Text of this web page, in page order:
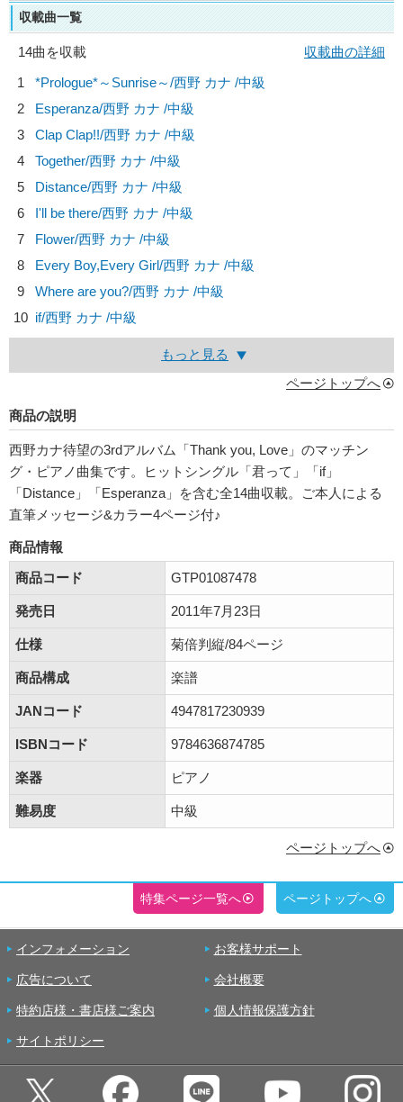
収載曲一覧
14曲を収載
収載曲の詳細
1
*Prologue*～Sunrise～/西野 カナ /中級
2
Esperanza/西野 カナ /中級
3
Clap Clap!!/西野 カナ /中級
4
Together/西野 カナ /中級
5
Distance/西野 カナ /中級
6
I'll be there/西野 カナ /中級
7
Flower/西野 カナ /中級
8
Every Boy,Every Girl/西野 カナ /中級
9
Where are you?/西野 カナ /中級
10 if/西野 カナ /中級
もっと見る
ページトップへ
商品の説明
西野カナ待望の3rdアルバム「Thank you, Love」のマッチン
グ・ピアノ曲集です。ヒットシングル「君って」「if」
「Distance」「Esperanza」を含む全14曲収載。ご本人による
直筆メッセージ&カラー4ページ付♪
商品情報
商品コード
GTP01087478
発売日 2011年7月23日
仕様 菊倍判縦/84ページ
商品構成 楽譜
JANコード 4947817230939
ISBNコード 9784636874785
楽器 ピアノ
難易度 中級
ページトップへ
特集ページ一覧へ ページトップへ
インフォメーション お客様サポート
広告について 会社概要
特約店様・書店様ご案内 個人情報保護方針
サイトポリシー